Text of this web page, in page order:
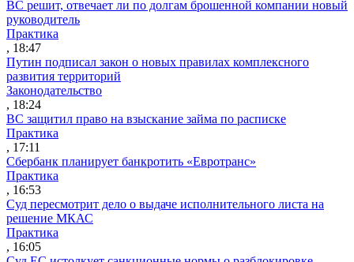
ВС решит, отвечает ли по долгам брошенной компании новый
руководитель
Практика
, 18:47
Путин подписал закон о новых правилах комплексного
развития территорий
Законодательство
, 18:24
ВС защитил право на взыскание займа по расписке
Практика
, 17:11
Сбербанк планирует банкротить «Евротранс»
Практика
, 16:53
Суд пересмотрит дело о выдаче исполнительного листа на
решение МКАС
Практика
, 16:05